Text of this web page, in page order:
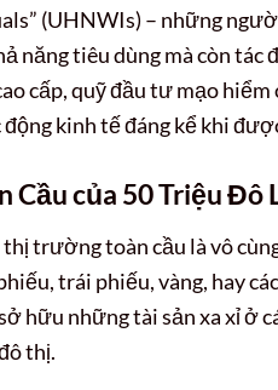
(UHNWIs) – những
năng tiêu dùng mà còn tác
cấp, quỹ đầu tư mạo hiểm
kinh tế đáng kể khi
Cầu của 50 Triệu Đô
thị trường toàn cầu là vô
trái phiếu, vàng, hay
hữu những tài sản xa xỉ ở
thị.